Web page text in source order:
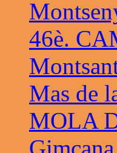
46è.
Mas de
MOLA